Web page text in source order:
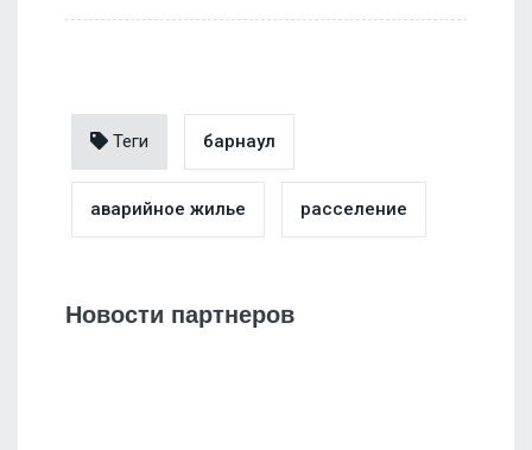
Теги барнаул
аварийное жилье расселение
Новости партнеров